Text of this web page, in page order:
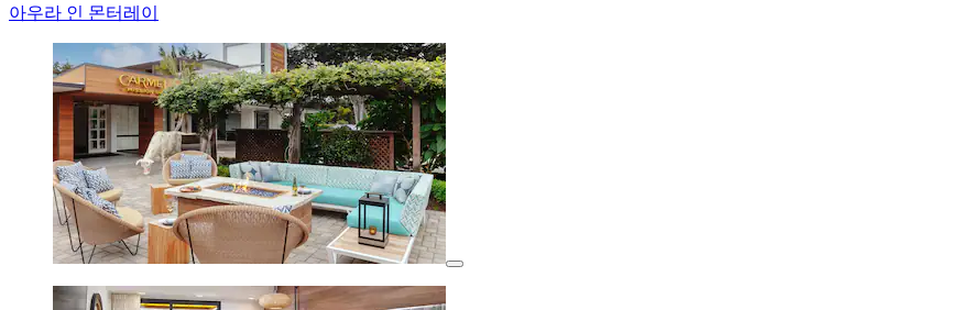
아우라 인 몬터레이